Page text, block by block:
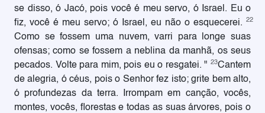
se disso, ó Jacó, pois você é meu servo, ó Israel. Eu o
fiz, você é meu servo; ó Israel, eu não o esquecerei. 22
Como se fossem uma nuvem, varri para longe suas
ofensas; como se fossem a neblina da manhã, os seus
pecados. Volte para mim, pois eu o resgatei. " 23Cantem
de alegria, ó céus, pois o Senhor fez isto; grite bem alto,
ó profundezas da terra. Irrompam em canção, vocês,
montes, vocês, florestas e todas as suas árvores, pois o